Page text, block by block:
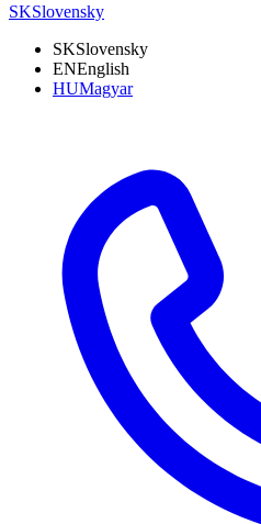
SKSlovensky
SKSlovensky
ENEnglish
HUMagyar